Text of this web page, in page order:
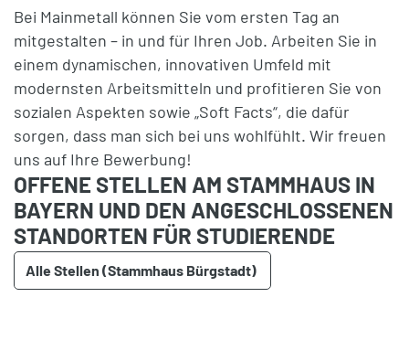
Bei Mainmetall können Sie vom ersten Tag an
mitgestalten – in und für Ihren Job. Arbeiten Sie in
einem dynamischen, innovativen Umfeld mit
modernsten Arbeitsmitteln und profitieren Sie von
sozialen Aspekten sowie „Soft Facts“, die dafür
sorgen, dass man sich bei uns wohlfühlt. Wir freuen
uns auf Ihre Bewerbung!
OFFENE STELLEN AM STAMMHAUS IN
BAYERN UND DEN ANGESCHLOSSENEN
STANDORTEN FÜR STUDIERENDE
Alle Stellen (Stammhaus Bürgstadt)